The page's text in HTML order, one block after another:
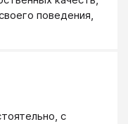
поведения,
с